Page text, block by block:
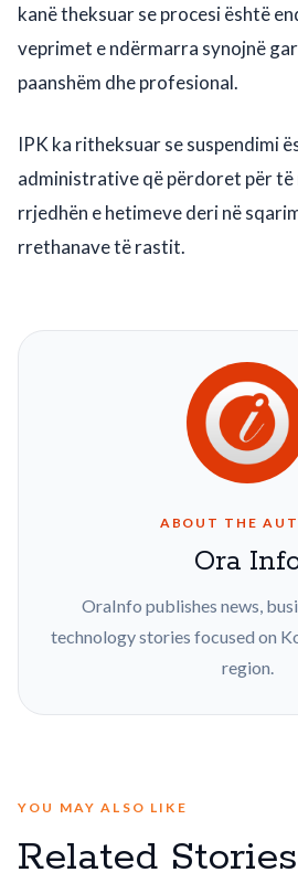
kanë theksuar se procesi është
veprimet e ndërmarra synojnë
paanshëm dhe profesional.
IPK ka ritheksuar se suspendimi
administrative që përdoret për të
rrjedhën e hetimeve deri në
rrethanave të rastit.
ABOUT THE
Ora
OraInfo publishes news,
technology stories focused on
region.
YOU MAY ALSO LIKE
Related Stories